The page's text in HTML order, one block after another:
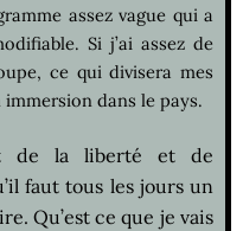
assez vague qui a
Si j’ai assez de
ce qui divisera mes
dans le pays.
la liberté et de
faut tous les jours un
Qu’est ce que je vais